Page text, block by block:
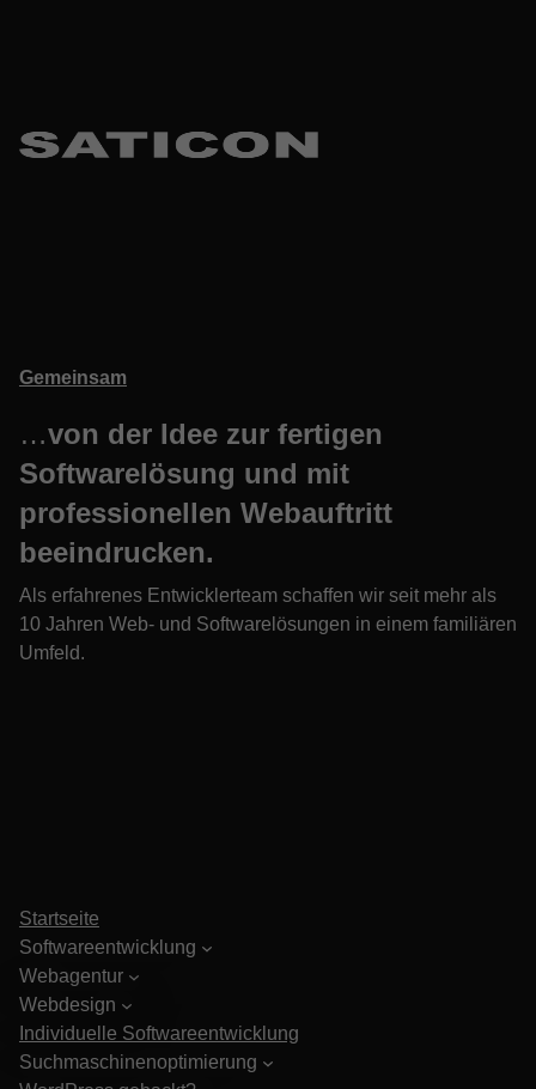
Gemeinsam
…von der Idee zur fertigen
Softwarelösung und mit
professionellen Webauftritt
beeindrucken.
Als erfahrenes Entwicklerteam schaffen wir seit mehr als
10 Jahren Web- und Softwarelösungen in einem familiären
Umfeld.
Startseite
Softwareentwicklung
Webagentur
Webdesign
Individuelle Softwareentwicklung
Suchmaschinenoptimierung